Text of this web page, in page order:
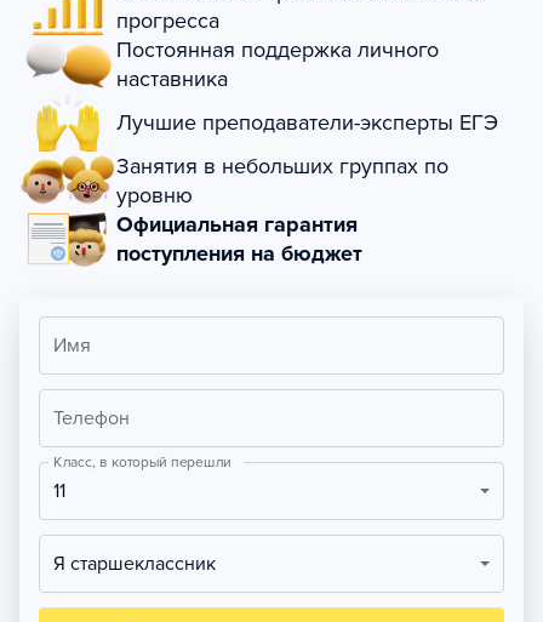
прогресса
Постоянная поддержка личного
наставника
Лучшие преподаватели-эксперты ЕГЭ
Занятия в небольших группах по
уровню
Официальная гарантия
поступления на бюджет
Имя
Телефон
Класс, в который перешли
11
Я старшеклассник